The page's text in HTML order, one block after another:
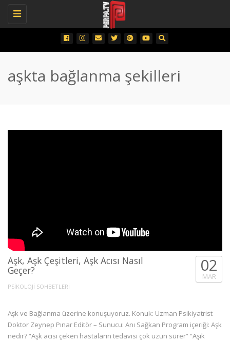
Toggle
aşkta bağlanma şekilleri
Aşk, Aşk Çeşitleri, Aşk Acısı Nasıl
Geçer?
PSİKOLOJİ SOHBETLERİ
02
MAR
Aşk ve Bağlanma üzerine konuşuyoruz. Konuk: Uzman Psikiyatrist
Doktor Zeynep Pınar Editör – Sunucu: Anı Sağkan Program içeriği: Aşk
nedir? “Aşk acısı çeken hastaların tedavisi çok uzun sürer” “Aşık